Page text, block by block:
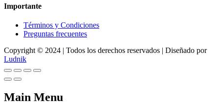
Importante
Términos y Condiciones
Preguntas frecuentes
Copyright © 2024 | Todos los derechos reservados | Diseñado por
Ludnik
Main Menu